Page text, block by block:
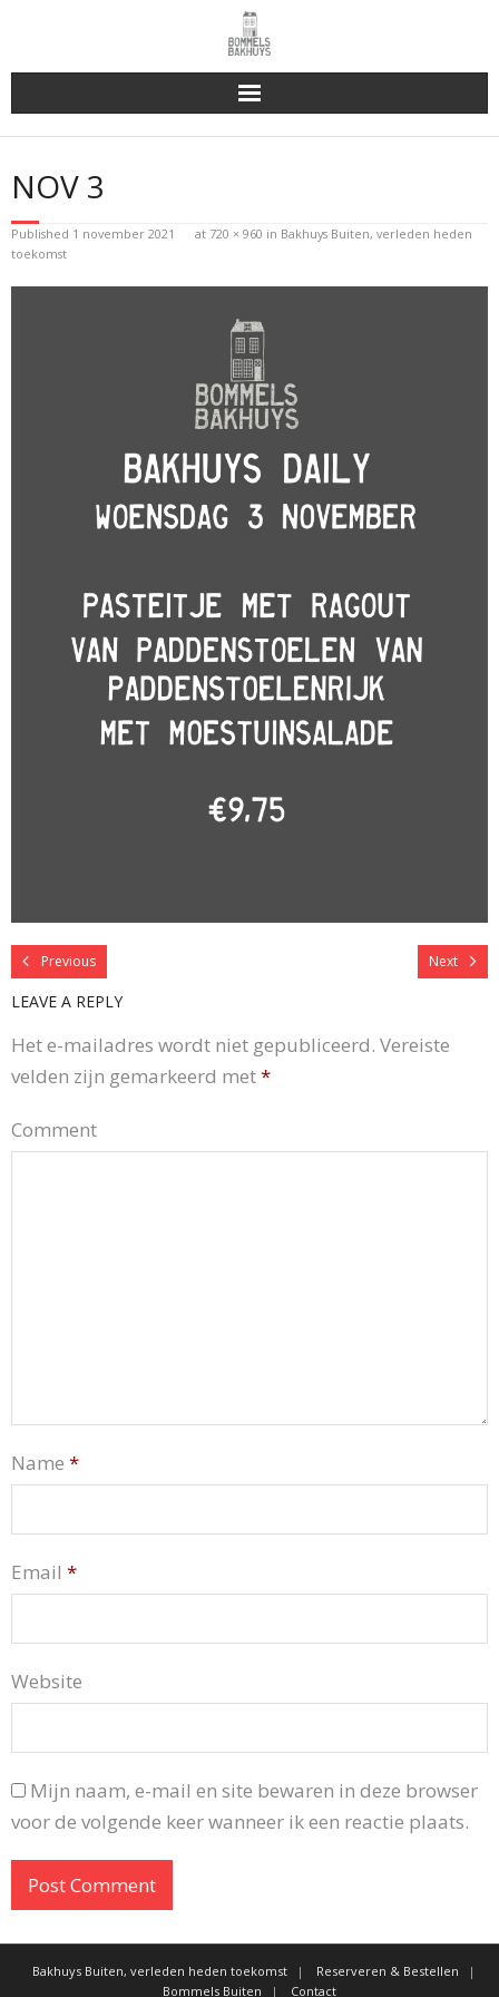
Bakhuys Buiten, verleden heden toekomst
Reserveren & Bestellen
Bommels Buiten
NOV 3
Published 1 november 2021 at 720 × 960 in Bakhuys Buiten, verleden heden
toekomst
Previous Next
LEAVE A REPLY
Het e-mailadres wordt niet gepubliceerd. Vereiste
velden zijn gemarkeerd met*
Comment
Name *
Email *
Website
Mijn naam, e-mail en site bewaren in deze browser
voor de volgende keer wanneer ik een reactie plaats.
Bakhuys Buiten, verleden heden toekomst
Reserveren & Bestellen
Bommels Buiten
Contact